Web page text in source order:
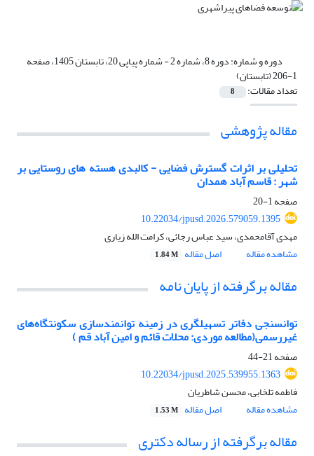
دوره و شماره: دوره 8، شماره 2 - شماره پیاپی 20، تابستان 1405، صفحه
1-206 (تابستان)
تعداد مقالات: 8
مقاله پژوهشی
تحلیلی بر اثرات گسترش فضایی - کالبدی هسته های روستایی بر
شهر : قاسم آباد همدان
صفحه1-20
10.22034/jpusd.2026.579059.1395
مهدی آقامحمدی، سید عباس رجائی، کرامت الله زیاری
مشاهده مقاله
اصل مقاله 1.84 M
مقاله برگرفته از پایان نامه
توانسنجی دفاتر تسهیلگری در زمینه توانمندسازی سکونتگاه‌های
غیررسمی(مطالعه موردی: محلات قائم و امین آباد قم )
صفحه21-44
10.22034/jpusd.2025.539955.1363
فاطمه تلخابی، محسن شاطریان
مشاهده مقاله
اصل مقاله 1.53 M
مقاله برگرفته از رساله دکتری